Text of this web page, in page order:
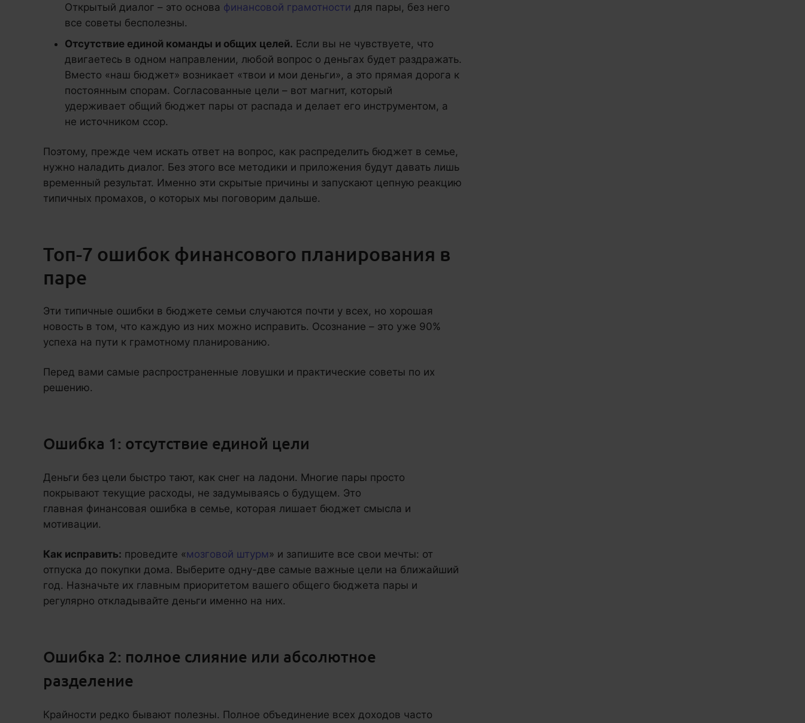
Открытый диалог – это основа финансовой грамотности для пары, без него
все советы бесполезны.
Отсутствие единой команды и общих целей. Если вы не чувствуете, что
двигаетесь в одном направлении, любой вопрос о деньгах будет раздражать.
Вместо «наш бюджет» возникает «твои и мои деньги», а это прямая дорога к
постоянным спорам. Согласованные цели – вот магнит, который
удерживает общий бюджет пары от распада и делает его инструментом, а
не источником ссор.
Поэтому, прежде чем искать ответ на вопрос, как распределить бюджет в семье,
нужно наладить диалог. Без этого все методики и приложения будут давать лишь
временный результат. Именно эти скрытые причины и запускают цепную реакцию
типичных промахов, о которых мы поговорим дальше.
Топ-7 ошибок финансового планирования в
паре
Эти типичные ошибки в бюджете семьи случаются почти у всех, но хорошая
новость в том, что каждую из них можно исправить. Осознание – это уже 90%
успеха на пути к грамотному планированию.
Перед вами самые распространенные ловушки и практические советы по их
решению.
Ошибка 1: отсутствие единой цели
Деньги без цели быстро тают, как снег на ладони. Многие пары просто
покрывают текущие расходы, не задумываясь о будущем. Это
главная финансовая ошибка в семье, которая лишает бюджет смысла и
мотивации.
Как исправить: проведите «мозговой штурм» и запишите все свои мечты: от
отпуска до покупки дома. Выберите одну-две самые важные цели на ближайший
год. Назначьте их главным приоритетом вашего общего бюджета пары и
регулярно откладывайте деньги именно на них.
Ошибка 2: полное слияние или абсолютное
разделение
Крайности редко бывают полезны. Полное объединение всех доходов часто